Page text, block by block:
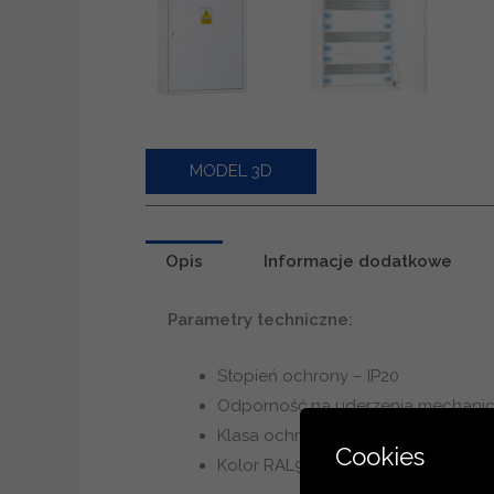
MODEL 3D
Opis Informacje dodatkowe
Parametry techniczne:
Stopień ochrony – IP20
Odporność na uderzenia
Klasa ochronności I
Kolor RAL9003
Cookies